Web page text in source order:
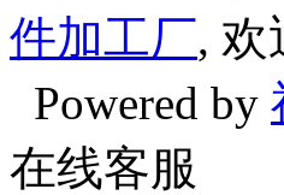
件加工厂, 欢
Powered by
在线客服